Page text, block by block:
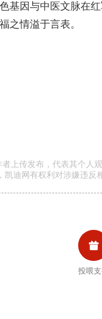
基因与中医文脉在
之情溢于言表。
者上传发布，代表其个
迪网有权利对涉嫌违反

投喂